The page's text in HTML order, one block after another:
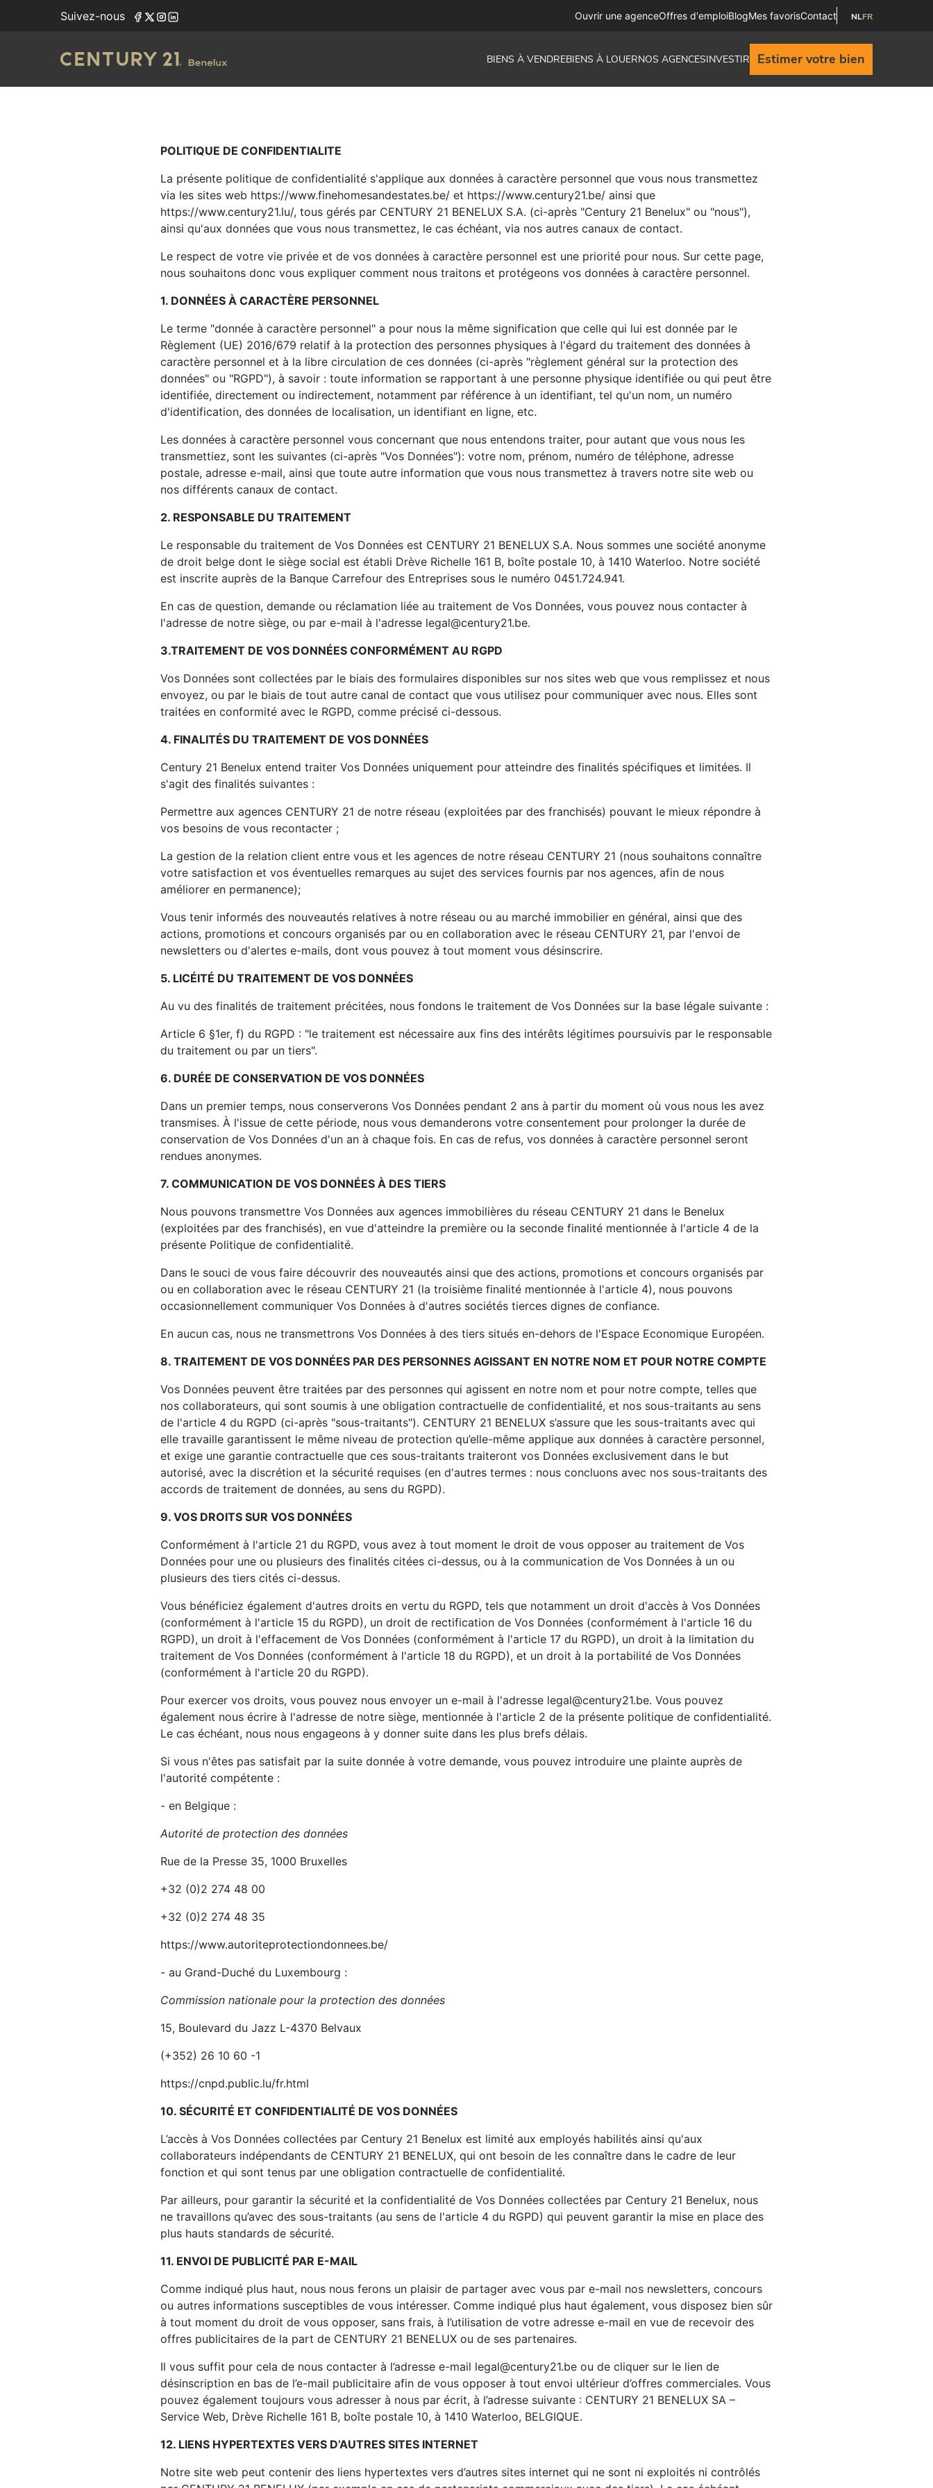
Suivez-nous Ouvrir une agenceOffres d'emploiBlogMes favorisContact NLFR
BIENS À VENDREBIENS À LOUERNOS AGENCESINVESTIR Estimer votre bien
POLITIQUE DE CONFIDENTIALITE
La présente politique de confidentialité s'applique aux données à caractère personnel que vous nous transmettez
via les sites web https://www.finehomesandestates.be/ et https://www.century21.be/ ainsi que
https://www.century21.lu/, tous gérés par CENTURY 21 BENELUX S.A. (ci-après "Century 21 Benelux" ou "nous"),
ainsi qu'aux données que vous nous transmettez, le cas échéant, via nos autres canaux de contact.
Le respect de votre vie privée et de vos données à caractère personnel est une priorité pour nous. Sur cette page,
nous souhaitons donc vous expliquer comment nous traitons et protégeons vos données à caractère personnel.
1. DONNÉES À CARACTÈRE PERSONNEL
Le terme "donnée à caractère personnel" a pour nous la même signification que celle qui lui est donnée par le
Règlement (UE) 2016/679 relatif à la protection des personnes physiques à l'égard du traitement des données à
caractère personnel et à la libre circulation de ces données (ci-après "règlement général sur la protection des
données" ou "RGPD"), à savoir : toute information se rapportant à une personne physique identifiée ou qui peut être
identifiée, directement ou indirectement, notamment par référence à un identifiant, tel qu'un nom, un numéro
d'identification, des données de localisation, un identifiant en ligne, etc.
Les données à caractère personnel vous concernant que nous entendons traiter, pour autant que vous nous les
transmettiez, sont les suivantes (ci-après "Vos Données"): votre nom, prénom, numéro de téléphone, adresse
postale, adresse e-mail, ainsi que toute autre information que vous nous transmettez à travers notre site web ou
nos différents canaux de contact.
2. RESPONSABLE DU TRAITEMENT
Le responsable du traitement de Vos Données est CENTURY 21 BENELUX S.A. Nous sommes une société anonyme
de droit belge dont le siège social est établi Drève Richelle 161 B, boîte postale 10, à 1410 Waterloo. Notre société
est inscrite auprès de la Banque Carrefour des Entreprises sous le numéro 0451.724.941.
En cas de question, demande ou réclamation liée au traitement de Vos Données, vous pouvez nous contacter à
l'adresse de notre siège, ou par e-mail à l'adresse legal@century21.be.
3.TRAITEMENT DE VOS DONNÉES CONFORMÉMENT AU RGPD
Vos Données sont collectées par le biais des formulaires disponibles sur nos sites web que vous remplissez et nous
envoyez, ou par le biais de tout autre canal de contact que vous utilisez pour communiquer avec nous. Elles sont
traitées en conformité avec le RGPD, comme précisé ci-dessous.
4. FINALITÉS DU TRAITEMENT DE VOS DONNÉES
Century 21 Benelux entend traiter Vos Données uniquement pour atteindre des finalités spécifiques et limitées. Il
s'agit des finalités suivantes :
Permettre aux agences CENTURY 21 de notre réseau (exploitées par des franchisés) pouvant le mieux répondre à
vos besoins de vous recontacter ;
La gestion de la relation client entre vous et les agences de notre réseau CENTURY 21 (nous souhaitons connaître
votre satisfaction et vos éventuelles remarques au sujet des services fournis par nos agences, afin de nous
améliorer en permanence);
Vous tenir informés des nouveautés relatives à notre réseau ou au marché immobilier en général, ainsi que des
actions, promotions et concours organisés par ou en collaboration avec le réseau CENTURY 21, par l'envoi de
newsletters ou d'alertes e-mails, dont vous pouvez à tout moment vous désinscrire.
5. LICÉITÉ DU TRAITEMENT DE VOS DONNÉES
Au vu des finalités de traitement précitées, nous fondons le traitement de Vos Données sur la base légale suivante :
Article 6 §1er, f) du RGPD : "le traitement est nécessaire aux fins des intérêts légitimes poursuivis par le responsable
du traitement ou par un tiers".
6. DURÉE DE CONSERVATION DE VOS DONNÉES
Dans un premier temps, nous conserverons Vos Données pendant 2 ans à partir du moment où vous nous les avez
transmises. À l'issue de cette période, nous vous demanderons votre consentement pour prolonger la durée de
conservation de Vos Données d'un an à chaque fois. En cas de refus, vos données à caractère personnel seront
rendues anonymes.
7. COMMUNICATION DE VOS DONNÉES À DES TIERS
Nous pouvons transmettre Vos Données aux agences immobilières du réseau CENTURY 21 dans le Benelux
(exploitées par des franchisés), en vue d'atteindre la première ou la seconde finalité mentionnée à l'article 4 de la
présente Politique de confidentialité.
Dans le souci de vous faire découvrir des nouveautés ainsi que des actions, promotions et concours organisés par
ou en collaboration avec le réseau CENTURY 21 (la troisième finalité mentionnée à l'article 4), nous pouvons
occasionnellement communiquer Vos Données à d'autres sociétés tierces dignes de confiance.
En aucun cas, nous ne transmettrons Vos Données à des tiers situés en-dehors de l'Espace Economique Européen.
8. TRAITEMENT DE VOS DONNÉES PAR DES PERSONNES AGISSANT EN NOTRE NOM ET POUR NOTRE COMPTE
Vos Données peuvent être traitées par des personnes qui agissent en notre nom et pour notre compte, telles que
nos collaborateurs, qui sont soumis à une obligation contractuelle de confidentialité, et nos sous-traitants au sens
de l'article 4 du RGPD (ci-après "sous-traitants"). CENTURY 21 BENELUX s’assure que les sous-traitants avec qui
elle travaille garantissent le même niveau de protection qu’elle-même applique aux données à caractère personnel,
et exige une garantie contractuelle que ces sous-traitants traiteront vos Données exclusivement dans le but
autorisé, avec la discrétion et la sécurité requises (en d'autres termes : nous concluons avec nos sous-traitants des
accords de traitement de données, au sens du RGPD).
9. VOS DROITS SUR VOS DONNÉES
Conformément à l'article 21 du RGPD, vous avez à tout moment le droit de vous opposer au traitement de Vos
Données pour une ou plusieurs des finalités citées ci-dessus, ou à la communication de Vos Données à un ou
plusieurs des tiers cités ci-dessus.
Vous bénéficiez également d'autres droits en vertu du RGPD, tels que notamment un droit d'accès à Vos Données
(conformément à l'article 15 du RGPD), un droit de rectification de Vos Données (conformément à l'article 16 du
RGPD), un droit à l'effacement de Vos Données (conformément à l'article 17 du RGPD), un droit à la limitation du
traitement de Vos Données (conformément à l'article 18 du RGPD), et un droit à la portabilité de Vos Données
(conformément à l'article 20 du RGPD).
Pour exercer vos droits, vous pouvez nous envoyer un e-mail à l'adresse legal@century21.be. Vous pouvez
également nous écrire à l'adresse de notre siège, mentionnée à l'article 2 de la présente politique de confidentialité.
Le cas échéant, nous nous engageons à y donner suite dans les plus brefs délais.
Si vous n'êtes pas satisfait par la suite donnée à votre demande, vous pouvez introduire une plainte auprès de
l'autorité compétente :
- en Belgique :
Autorité de protection des données
Rue de la Presse 35, 1000 Bruxelles
+32 (0)2 274 48 00
+32 (0)2 274 48 35
https://www.autoriteprotectiondonnees.be/
- au Grand-Duché du Luxembourg :
Commission nationale pour la protection des données
15, Boulevard du Jazz L-4370 Belvaux
(+352) 26 10 60 -1
https://cnpd.public.lu/fr.html
10. SÉCURITÉ ET CONFIDENTIALITÉ DE VOS DONNÉES
L’accès à Vos Données collectées par Century 21 Benelux est limité aux employés habilités ainsi qu'aux
collaborateurs indépendants de CENTURY 21 BENELUX, qui ont besoin de les connaître dans le cadre de leur
fonction et qui sont tenus par une obligation contractuelle de confidentialité.
Par ailleurs, pour garantir la sécurité et la confidentialité de Vos Données collectées par Century 21 Benelux, nous
ne travaillons qu’avec des sous-traitants (au sens de l'article 4 du RGPD) qui peuvent garantir la mise en place des
plus hauts standards de sécurité.
11. ENVOI DE PUBLICITÉ PAR E-MAIL
Comme indiqué plus haut, nous nous ferons un plaisir de partager avec vous par e-mail nos newsletters, concours
ou autres informations susceptibles de vous intéresser. Comme indiqué plus haut également, vous disposez bien sûr
à tout moment du droit de vous opposer, sans frais, à l’utilisation de votre adresse e-mail en vue de recevoir des
offres publicitaires de la part de CENTURY 21 BENELUX ou de ses partenaires.
Il vous suffit pour cela de nous contacter à l’adresse e-mail legal@century21.be ou de cliquer sur le lien de
désinscription en bas de l’e-mail publicitaire afin de vous opposer à tout envoi ultérieur d’offres commerciales. Vous
pouvez également toujours vous adresser à nous par écrit, à l’adresse suivante : CENTURY 21 BENELUX SA –
Service Web, Drève Richelle 161 B, boîte postale 10, à 1410 Waterloo, BELGIQUE.
12. LIENS HYPERTEXTES VERS D’AUTRES SITES INTERNET
Notre site web peut contenir des liens hypertextes vers d’autres sites internet qui ne sont ni exploités ni contrôlés